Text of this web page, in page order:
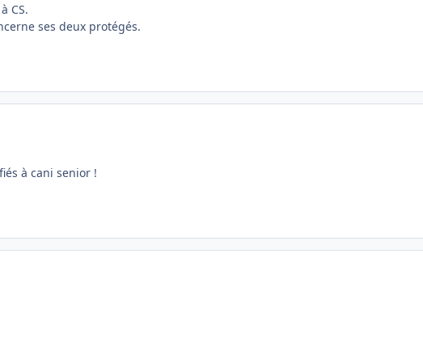
CS.
ses deux protégés.
à cani senior !